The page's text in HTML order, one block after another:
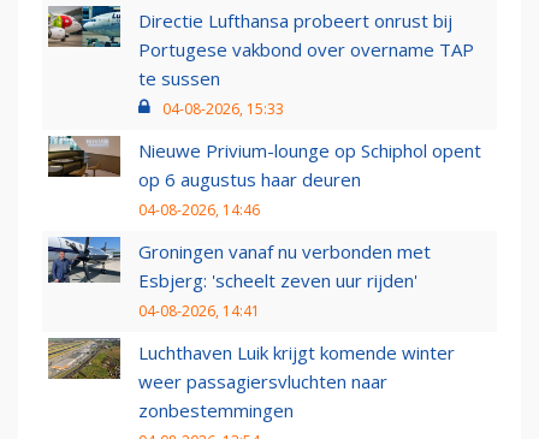
Directie Lufthansa probeert onrust bij
Portugese vakbond over overname TAP
te sussen
04-08-2026, 15:33
Nieuwe Privium-lounge op Schiphol opent
op 6 augustus haar deuren
04-08-2026, 14:46
Groningen vanaf nu verbonden met
Esbjerg: 'scheelt zeven uur rijden'
04-08-2026, 14:41
Luchthaven Luik krijgt komende winter
weer passagiersvluchten naar
zonbestemmingen